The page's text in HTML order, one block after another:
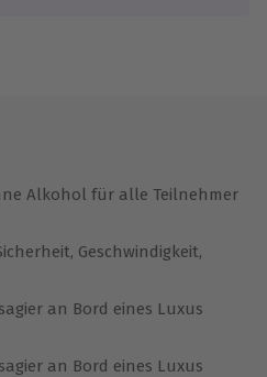
Alkohol für alle Teilnehmer
Geschwindigkeit,
an Bord eines Luxus
an Bord eines Luxus